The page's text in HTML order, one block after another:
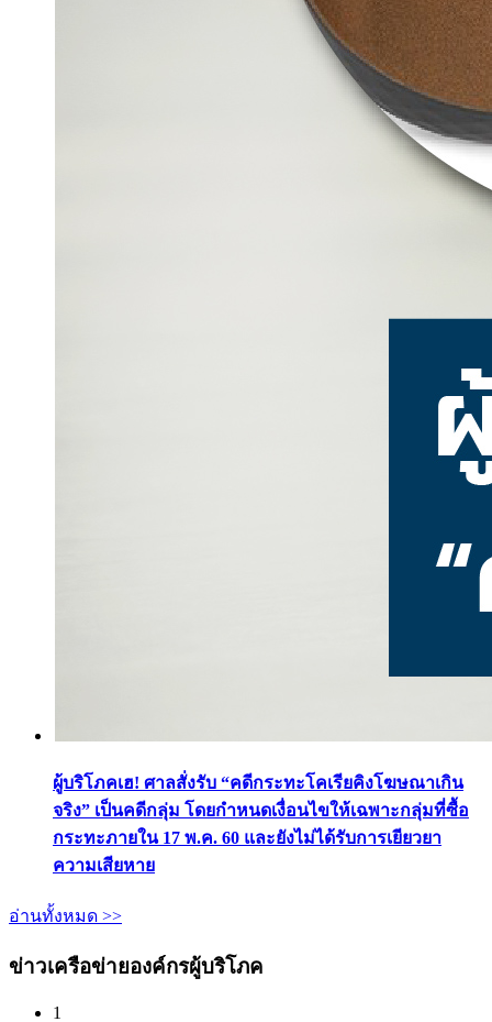
ผู้บริโภคเฮ! ศาลสั่งรับ “คดีกระทะโคเรียคิงโฆษณาเกิน
จริง” เป็นคดีกลุ่ม โดยกำหนดเงื่อนไขให้เฉพาะกลุ่มที่ซื้อ
กระทะภายใน 17 พ.ค. 60 และยังไม่ได้รับการเยียวยา
ความเสียหาย
อ่านทั้งหมด >>
ข่าวเครือข่ายองค์กรผู้บริโภค
1